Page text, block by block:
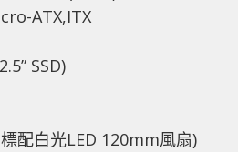
ATX,ITX
SSD)
配白光LED 120mm風扇)